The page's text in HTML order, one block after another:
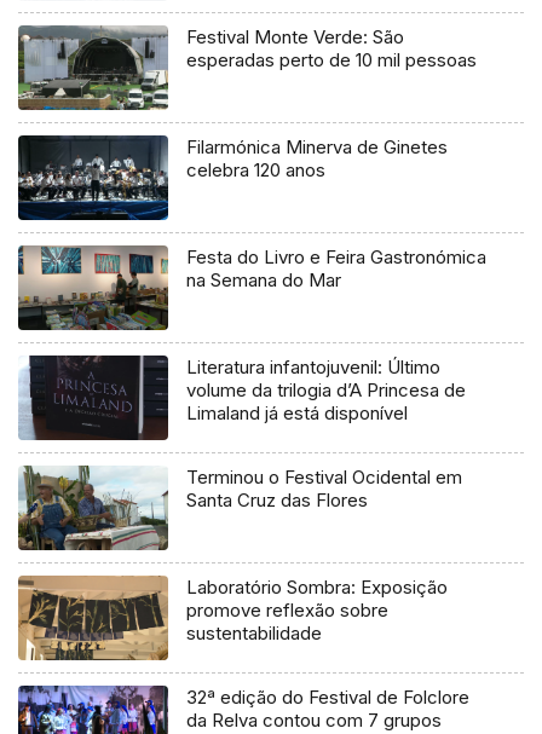
Festival Monte Verde: São
esperadas perto de 10 mil pessoas
Filarmónica Minerva de Ginetes
celebra 120 anos
Festa do Livro e Feira Gastronómica
na Semana do Mar
Literatura infantojuvenil: Último
volume da trilogia d’A Princesa de
Limaland já está disponível
Terminou o Festival Ocidental em
Santa Cruz das Flores
Laboratório Sombra: Exposição
promove reflexão sobre
sustentabilidade
32ª edição do Festival de Folclore
da Relva contou com 7 grupos